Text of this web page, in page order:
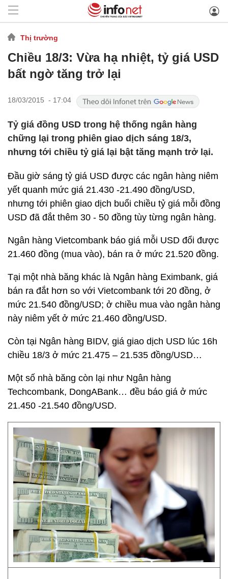
Thị trường
Chiều 18/3: Vừa hạ nhiệt, tỷ giá USD
bất ngờ tăng trở lại
18/03/2015 - 17:04
Tỷ giá đồng USD trong hệ thống ngân hàng
chững lại trong phiên giao dịch sáng 18/3,
nhưng tới chiều tỷ giá lại bật tăng mạnh trở lại.
Đầu giờ sáng tỷ giá USD được các ngân hàng niêm
yết quanh mức giá 21.430 -21.490 đồng/USD,
nhưng tới phiên giao dịch buổi chiều tỷ giá mỗi đồng
USD đã đắt thêm 30 - 50 đồng tùy từng ngân hàng.
Ngân hàng Vietcombank báo giá mỗi USD đổi được
21.460 đồng (mua vào), bán ra ở mức 21.520 đồng.
Tại một nhà băng khác là Ngân hàng Eximbank, giá
bán ra đắt hơn so với Vietcombank tới 20 đồng, ở
mức 21.540 đồng/USD; ở chiều mua vào ngân hàng
này niêm yết ở mức 21.460 đồng/USD.
Còn tại Ngân hàng BIDV, giá giao dịch USD lúc 16h
chiều 18/3 ở mức 21.475 – 21.535 đồng/USD…
Một số nhà băng còn lại như Ngân hàng
Techcombank, DongABank… đều báo giá ở mức
21.450 -21.540 đồng/USD.